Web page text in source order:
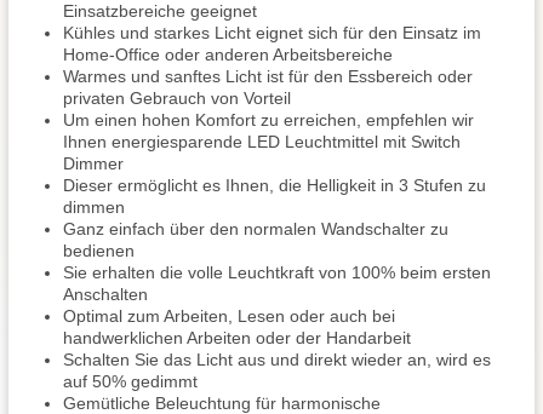
Einsatzbereiche geeignet
Kühles und starkes Licht eignet sich für den Einsatz im
Home-Office oder anderen Arbeitsbereiche
Warmes und sanftes Licht ist für den Essbereich oder
privaten Gebrauch von Vorteil
Um einen hohen Komfort zu erreichen, empfehlen wir
Ihnen energiesparende LED Leuchtmittel mit Switch
Dimmer
Dieser ermöglicht es Ihnen, die Helligkeit in 3 Stufen zu
dimmen
Ganz einfach über den normalen Wandschalter zu
bedienen
Sie erhalten die volle Leuchtkraft von 100% beim ersten
Anschalten
Optimal zum Arbeiten, Lesen oder auch bei
handwerklichen Arbeiten oder der Handarbeit
Schalten Sie das Licht aus und direkt wieder an, wird es
auf 50% gedimmt
Gemütliche Beleuchtung für harmonische